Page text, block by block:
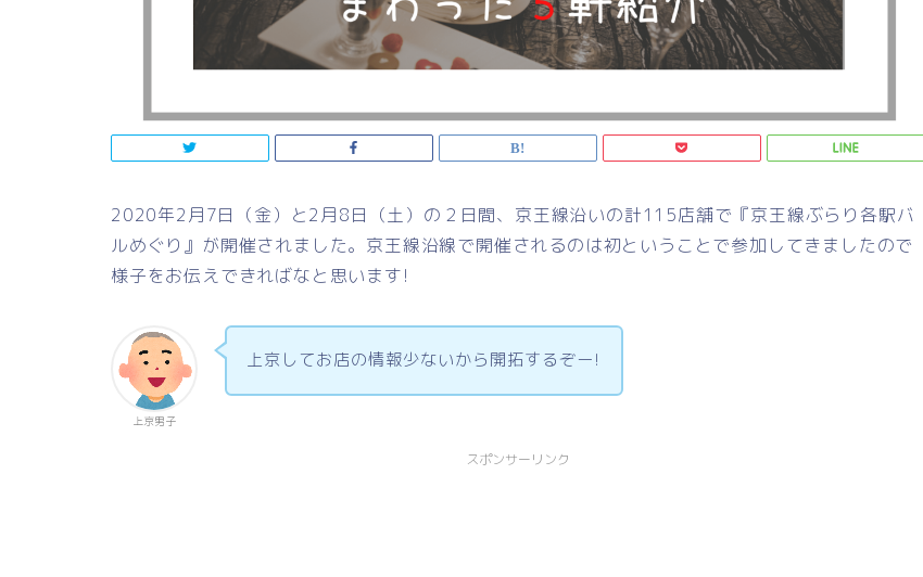
2020年2月7日（金）と2月8日（土）の２日間、京王線沿いの計115店舗で『京王線ぶらり各駅バ
ルめぐり』が開催されました。京王線沿線で開催されるのは初ということで参加してきましたので
様子をお伝えできればなと思います!
上京男子
上京してお店の情報少ないから開拓するぞー!
スポンサーリンク